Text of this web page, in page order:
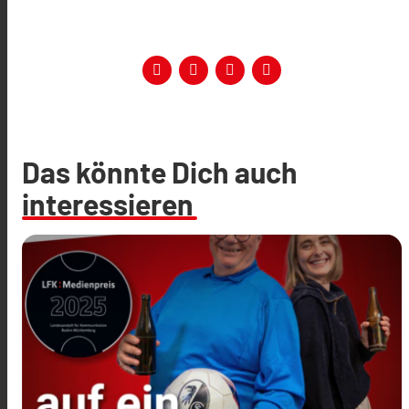
Das könnte Dich auch
interessieren